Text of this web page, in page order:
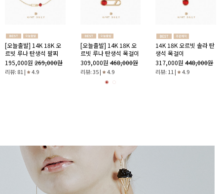
[오늘출발] 14K 18K 오
르빗 루나 탄생석 팔찌
195,000원 269,000원
리뷰: 81 | 4.9
[오늘출발] 14K 18K 오
르빗 루나 탄생석 목걸이
309,000원 468,000원
리뷰: 35 | 4.9
14K 18K 오르빗 솔라 탄
생석 목걸이
317,000원 448,000원
리뷰: 11 | 4.9